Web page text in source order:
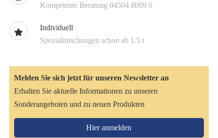
Kompetente Beratung 04504 8009 0
Individuell
Spezialmischungen schon ab 1.5 t
Melden Sie sich jetzt für unseren Newsletter an
Erhalten Sie aktuelle Informationen zu unseren
Sonderangeboten und zu neuen Produkten
Hier anmelden